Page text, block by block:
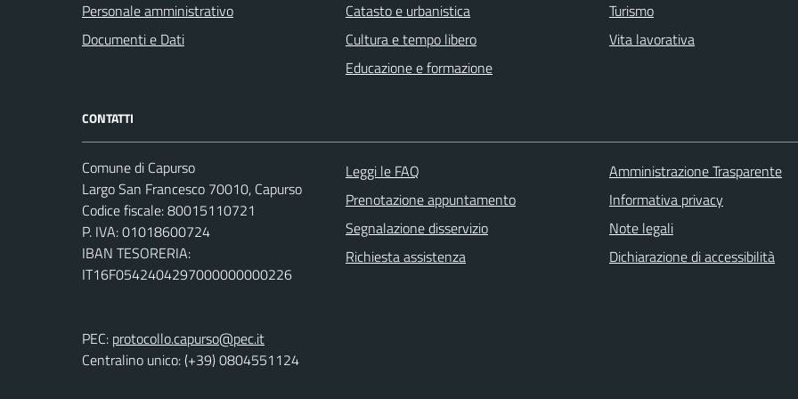
Personale amministrativo
Documenti e Dati
Catasto e urbanistica
Cultura e tempo libero
Educazione e formazione
Turismo
Vita lavorativa
CONTATTI
Comune di Capurso
Largo San Francesco 70010, Capurso
Codice fiscale: 80015110721
P. IVA: 01018600724
IBAN TESORERIA:
IT16F0542404297000000000226
PEC: protocollo.capurso@pec.it
Centralino unico: (+39) 0804551124
Leggi le FAQ
Prenotazione appuntamento
Segnalazione disservizio
Richiesta assistenza
Amministrazione Trasparente
Informativa privacy
Note legali
Dichiarazione di accessibilità